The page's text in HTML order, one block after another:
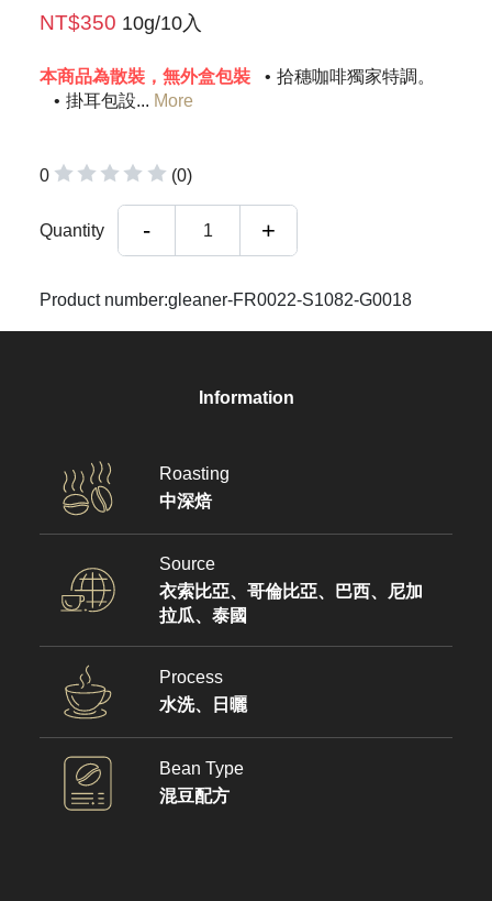
NT$350 10g/10入
本商品為散裝，無外盒包裝
拾穗咖啡獨家特調。
掛耳包設... More
Quantity - 1 +
0 (0)
Product number:gleaner-FR0022-S1082-G0018
Information
Roasting
中深焙
Source
衣索比亞、哥倫比亞、巴西、尼加
拉瓜、泰國
Process
水洗、日曬
Bean Type
混豆配方